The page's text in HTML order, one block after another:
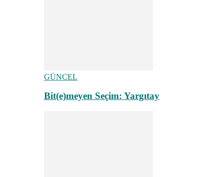
GÜNCEL
Bit(e)meyen Seçim: Yargıtay